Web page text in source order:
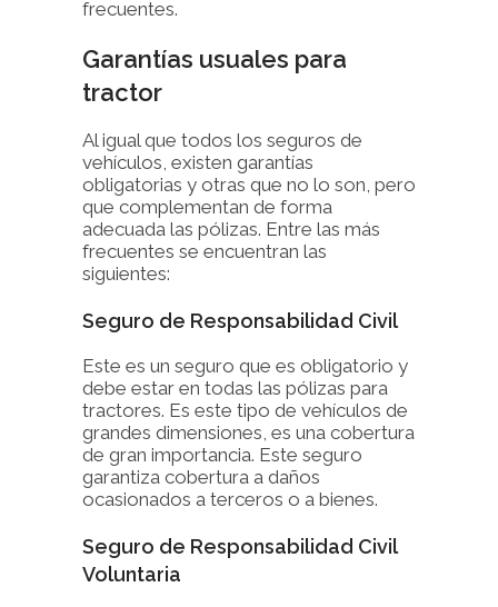
frecuentes.
Garantías usuales para
tractor
Al igual que todos los seguros de
vehículos, existen garantías
obligatorias y otras que no lo son, pero
que complementan de forma
adecuada las pólizas. Entre las más
frecuentes se encuentran las
siguientes:
Seguro de Responsabilidad Civil
Este es un seguro que es obligatorio y
debe estar en todas las pólizas para
tractores. Es este tipo de vehículos de
grandes dimensiones, es una cobertura
de gran importancia. Este seguro
garantiza cobertura a daños
ocasionados a terceros o a bienes.
Seguro de Responsabilidad Civil
Voluntaria